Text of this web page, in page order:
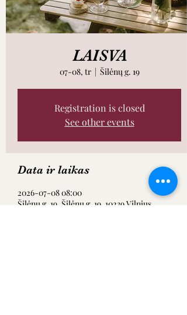
LAISVA
07-08, tr
  |
Šilėnų g. 19
Registration is closed
See other events
Data ir laikas
2026-07-08 08:00
Šilėnų g. 19, Šilėnų g. 19, 10239 Vilnius,